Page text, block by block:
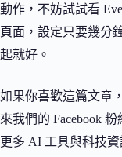
動作，不妨試試看
頁面，設定只要幾分
起就好。
如果你喜歡這篇文章
來我們的 Facebook
更多 AI 工具與科技